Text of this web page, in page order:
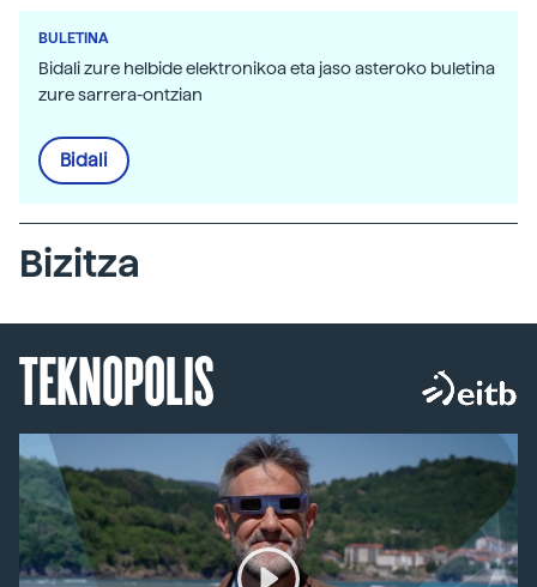
BULETINA
Bidali zure helbide elektronikoa eta jaso asteroko buletina
zure sarrera-ontzian
Bidali
Bizitza
TEKNOPOLIS